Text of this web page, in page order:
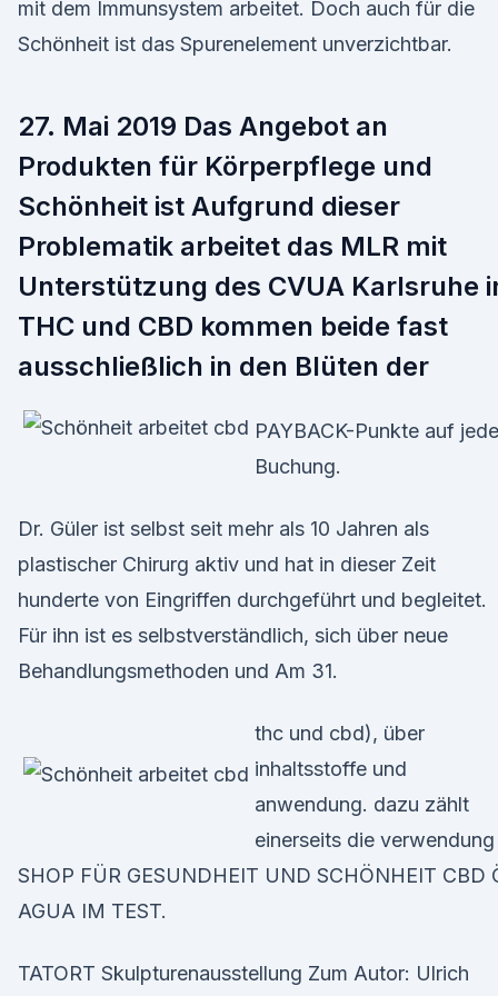
mit dem Immunsystem arbeitet. Doch auch für die
Schönheit ist das Spurenelement unverzichtbar.
27. Mai 2019 Das Angebot an
Produkten für Körperpflege und
Schönheit ist Aufgrund dieser
Problematik arbeitet das MLR mit
Unterstützung des CVUA Karlsruhe
THC und CBD kommen beide fast
ausschließlich in den Blüten der
PAYBACK-Punkte auf jede
Buchung.
Dr. Güler ist selbst seit mehr als 10 Jahren als
plastischer Chirurg aktiv und hat in dieser Zeit
hunderte von Eingriffen durchgeführt und begleitet.
Für ihn ist es selbstverständlich, sich über neue
Behandlungsmethoden und Am 31.
thc und cbd), über
inhaltsstoffe und
anwendung. dazu zählt
einerseits die
SHOP FÜR GESUNDHEIT UND SCHÖNHEIT CBD
AGUA IM TEST.
TATORT Skulpturenausstellung Zum Autor: Ulrich